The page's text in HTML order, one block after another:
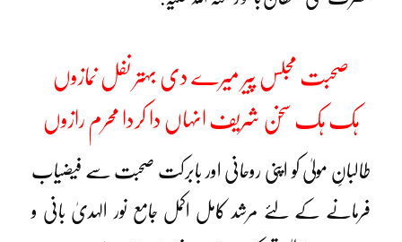
صحبت مجلس پیر میرے دی بہتر نفل نمازوں
ہک ہک سخن شریف انہاں دا کردا محرم رازوں
طالبانِ مولیٰ کو اپنی روحانی اور بابرکت صحبت سے فیضیاب
فرمانے کے لئے مرشد کامل اکمل جامع نور الہدیٰ بانی و